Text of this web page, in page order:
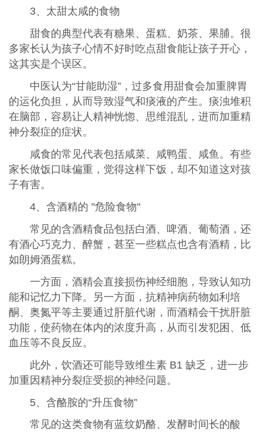
3、太甜太咸的食物
甜食的典型代表有糖果、蛋糕、奶茶、果脯。很
多家长认为孩子心情不好时吃点甜食能让孩子开心，
这其实是个误区。
中医认为“甘能助湿”，过多食用甜食会加重脾胃
的运化负担，从而导致湿气和痰液的产生。痰浊堆积
在脑部，容易让人精神恍惚、思维混乱，进而加重精
神分裂症的症状。
咸食的常见代表包括咸菜、咸鸭蛋、咸鱼。有些
家长做饭口味偏重，觉得这样下饭，却不知道这对孩
子有害。
4、含酒精的 "危险食物"
常见的含酒精食品包括白酒、啤酒、葡萄酒，还
有酒心巧克力、醉蟹，甚至一些糕点也含有酒精，比
如朗姆酒蛋糕。
一方面，酒精会直接损伤神经细胞，导致认知功
能和记忆力下降。另一方面，抗精神病药物如利培
酮、奥氮平等主要通过肝脏代谢，而酒精会干扰肝脏
功能，使药物在体内的浓度升高，从而引发犯困、低
血压等不良反应。
此外，饮酒还可能导致维生素 B1 缺乏，进一步
加重因精神分裂症受损的神经问题。
5、含酪胺的“升压食物”
常见的这类食物有蓝纹奶酪、发酵时间长的酸